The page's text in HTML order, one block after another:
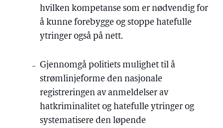
hvilken kompetanse som er nødvendig for
å kunne forebygge og stoppe hatefulle
ytringer også på nett.
Gjennomgå politiets mulighet til å
strømlinjeforme den nasjonale
registreringen av anmeldelser av
hatkriminalitet og hatefulle ytringer og
systematisere den løpende